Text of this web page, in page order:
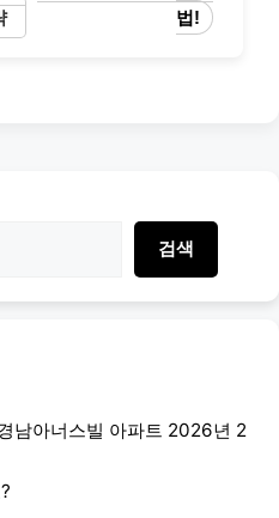
법!
검색
남아너스빌 아파트 2026년 2